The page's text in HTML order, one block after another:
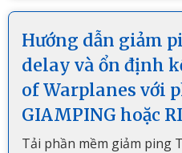
Hướng dẫn giảm
delay và ổn định
of Warplanes với
GIAMPING hoặc
Tải phần mềm giảm ping